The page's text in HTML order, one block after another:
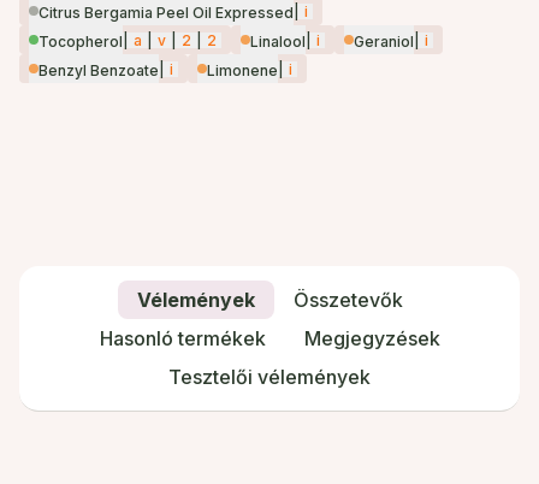
Citrus Bergamia Peel Oil Expressed
i
Tocopherol
a v 2 2 Linalool i Geraniol
i
Benzyl Benzoate
i Limonene i
Vélemények
Összetevők
Hasonló termékek
Megjegyzések
Tesztelői vélemények